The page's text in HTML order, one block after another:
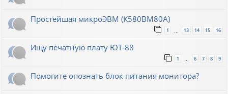
Простейшая микроЭВМ (К580ВМ80А)
1 13 14 15 16
Ищу печатную плату ЮТ-88
1 6 7 8 9
Помогите опознать блок питания монитора?